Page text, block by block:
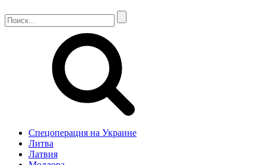
Спецоперация на Украине
Литва
Латвия